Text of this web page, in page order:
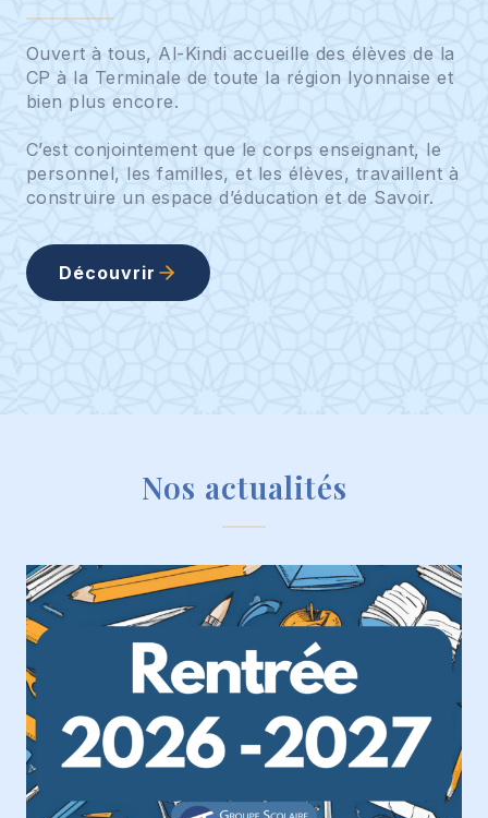
Ouvert à tous, Al-Kindi accueille des élèves de la
CP à la Terminale de toute la région lyonnaise et
bien plus encore.
C’est conjointement que le corps enseignant, le
personnel, les familles, et les élèves, travaillent à
construire un espace d’éducation et de Savoir.
Découvrir
Nos actualités